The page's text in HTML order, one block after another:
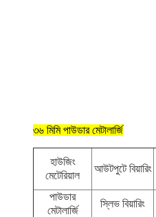
৩৬ মিমি পাউডার মেটালার্জি
হাউজিং
মেটেরিয়াল
আউটপুটে বিয়ারিং
পাউডার
মেটালার্জি
স্লিভ বিয়ারিং